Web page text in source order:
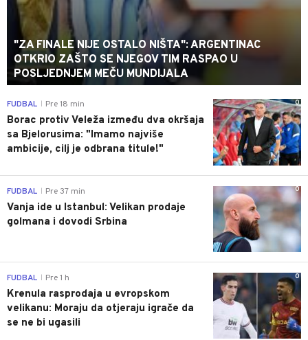
"ZA FINALE NIJE OSTALO NIŠTA": ARGENTINAC
OTKRIO ZAŠTO SE NJEGOV TIM RASPAO U
POSLJEDNJEM MEČU MUNDIJALA
0
FUDBAL Pre 18 min
Borac protiv Veleža između dva okršaja
sa Bjelorusima: "Imamo najviše
ambicije, cilj je odbrana titule!"
0
FUDBAL Pre 37 min
Vanja ide u Istanbul: Velikan prodaje
golmana i dovodi Srbina
0
FUDBAL Pre 1 h
Krenula rasprodaja u evropskom
velikanu: Moraju da otjeraju igrače da
se ne bi ugasili